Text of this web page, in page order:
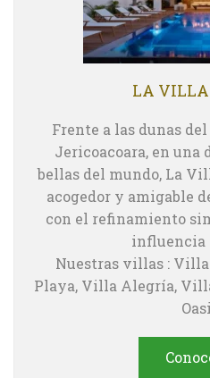
LA VILLA
Frente a las dunas
Jericoacoara, en una
bellas del mundo, La
acogedor y amigable
con el refinamiento
influencia
Nuestras villas :
Playa, Villa Alegría,